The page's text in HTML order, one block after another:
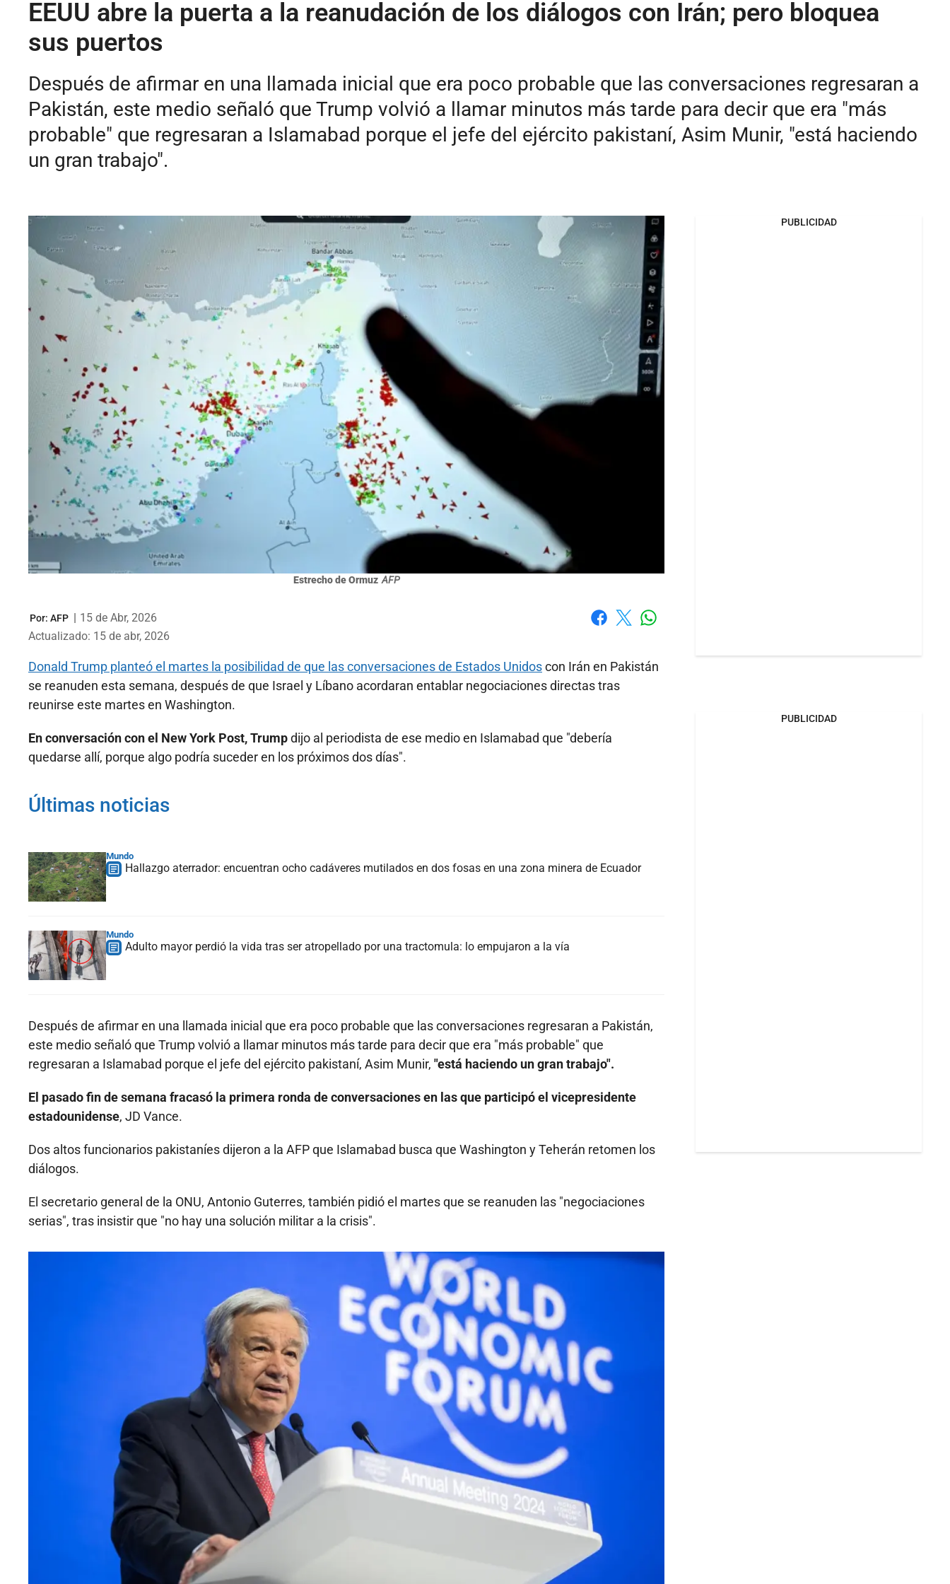
EEUU abre la puerta a la reanudación de los diálogos con Irán; pero bloquea
sus puertos
Después de afirmar en una llamada inicial que era poco probable que las conversaciones regresaran a
Pakistán, este medio señaló que Trump volvió a llamar minutos más tarde para decir que era "más
probable" que regresaran a Islamabad porque el jefe del ejército pakistaní, Asim Munir, "está haciendo
un gran trabajo".
Estrecho de Ormuz AFP
Por: AFP | 15 de Abr, 2026
Actualizado: 15 de abr, 2026
Donald Trump planteó el martes la posibilidad de que las conversaciones de Estados Unidoscon Irán en Pakistán
se reanuden esta semana, después de que Israel y Líbano acordaran entablar negociaciones directas tras
reunirse este martes en Washington.
En conversación con el New York Post, Trumpdijo al periodista de ese medio en Islamabad que "debería
quedarse allí, porque algo podría suceder en los próximos dos días".
Últimas noticias
Mundo
Hallazgo aterrador: encuentran ocho cadáveres mutilados en dos fosas en una zona minera de Ecuador
Mundo
Adulto mayor perdió la vida tras ser atropellado por una tractomula: lo empujaron a la vía
Después de afirmar en una llamada inicial que era poco probable que las conversaciones regresaran a Pakistán,
este medio señaló que Trump volvió a llamar minutos más tarde para decir que era "más probable" que
regresaran a Islamabad porque el jefe del ejército pakistaní, Asim Munir, "está haciendo un gran trabajo".
El pasado fin de semana fracasó la primera ronda de conversaciones en las que participó el vicepresidente
estadounidense, JD Vance.
Dos altos funcionarios pakistaníes dijeron a la AFP que Islamabad busca que Washington y Teherán retomen los
diálogos.
El secretario general de la ONU, Antonio Guterres, también pidió el martes que se reanuden las "negociaciones
serias", tras insistir que "no hay una solución militar a la crisis".
PUBLICIDAD
PUBLICIDAD